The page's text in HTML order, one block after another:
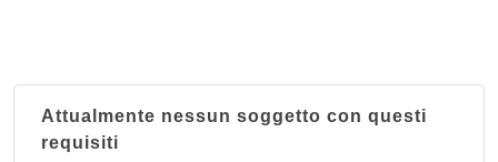
Attualmente nessun soggetto con questi
requisiti